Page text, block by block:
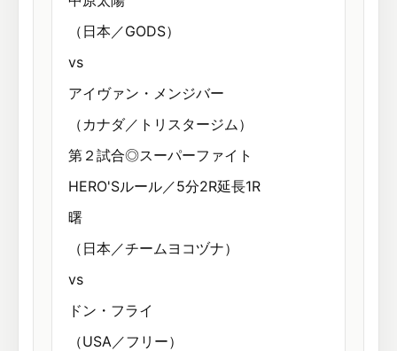
（日本／GODS）
vs
アイヴァン・メンジバー
（カナダ／トリスタージム）
第２試合◎スーパーファイト
HERO'Sルール／5分2R延長1R
曙
（日本／チームヨコヅナ）
vs
ドン・フライ
（USA／フリー）